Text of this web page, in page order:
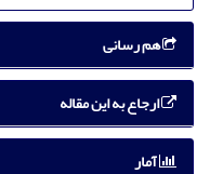
هم رسانی
ارجاع به این مقاله
آمار